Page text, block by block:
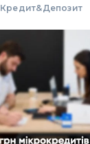
Кредит&Депозит